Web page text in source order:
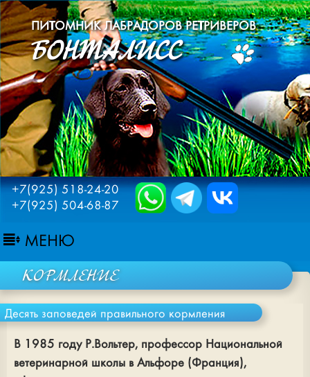
ПИТОМНИК ЛАБРАДОРОВ РЕТРИВЕРОВ
БОНТАЛИСС
+7(925) 518-24-20
+7(925) 504-68-87
МЕНЮ
КОРМЛЕНИЕ
Десять заповедей правильного кормления
В 1985 году Р.Вольтер, профессор Национальной
ветеринарной школы в Альфоре (Франция),